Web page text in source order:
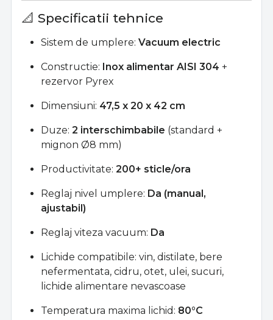
📐 Specificatii tehnice
Sistem de umplere: Vacuum electric
Constructie: Inox alimentar AISI 304 +
rezervor Pyrex
Dimensiuni: 47,5 x 20 x 42 cm
Duze: 2 interschimbabile (standard +
mignon Ø8 mm)
Productivitate: 200+ sticle/ora
Reglaj nivel umplere: Da (manual,
ajustabil)
Reglaj viteza vacuum: Da
Lichide compatibile: vin, distilate, bere
nefermentata, cidru, otet, ulei, sucuri,
lichide alimentare nevascoase
Temperatura maxima lichid: 80°C